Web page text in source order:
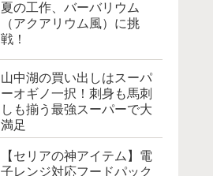
夏の工作、バーバリウム
（アクアリウム風）に挑
戦！
山中湖の買い出しはスーパ
ーオギノ一択！刺身も馬刺
しも揃う最強スーパーで大
満足
【セリアの神アイテム】電
子レンジ対応フードパック